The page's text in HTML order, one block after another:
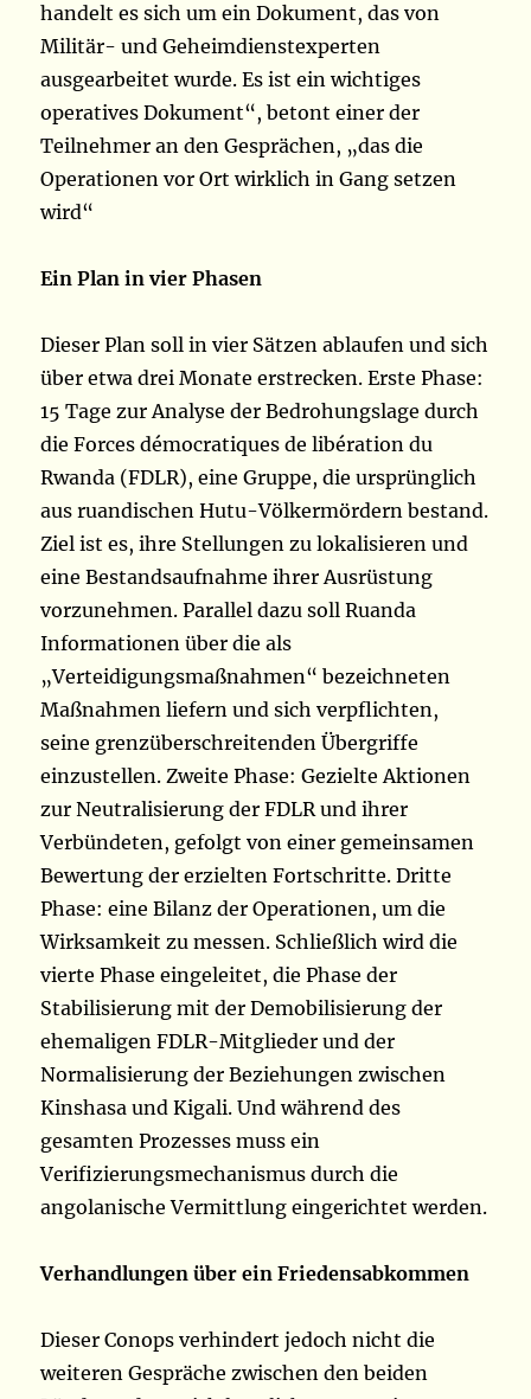
handelt es sich um ein Dokument, das von
Militär- und Geheimdienstexperten
ausgearbeitet wurde. Es ist ein wichtiges
operatives Dokument“, betont einer der
Teilnehmer an den Gesprächen, „das die
Operationen vor Ort wirklich in Gang setzen
wird“
Ein Plan in vier Phasen
Dieser Plan soll in vier Sätzen ablaufen und sich
über etwa drei Monate erstrecken. Erste Phase:
15 Tage zur Analyse der Bedrohungslage durch
die Forces démocratiques de libération du
Rwanda (FDLR), eine Gruppe, die ursprünglich
aus ruandischen Hutu-Völkermördern bestand.
Ziel ist es, ihre Stellungen zu lokalisieren und
eine Bestandsaufnahme ihrer Ausrüstung
vorzunehmen. Parallel dazu soll Ruanda
Informationen über die als
„Verteidigungsmaßnahmen“ bezeichneten
Maßnahmen liefern und sich verpflichten,
seine grenzüberschreitenden Übergriffe
einzustellen. Zweite Phase: Gezielte Aktionen
zur Neutralisierung der FDLR und ihrer
Verbündeten, gefolgt von einer gemeinsamen
Bewertung der erzielten Fortschritte. Dritte
Phase: eine Bilanz der Operationen, um die
Wirksamkeit zu messen. Schließlich wird die
vierte Phase eingeleitet, die Phase der
Stabilisierung mit der Demobilisierung der
ehemaligen FDLR-Mitglieder und der
Normalisierung der Beziehungen zwischen
Kinshasa und Kigali. Und während des
gesamten Prozesses muss ein
Verifizierungsmechanismus durch die
angolanische Vermittlung eingerichtet werden.
Verhandlungen über ein Friedensabkommen
Dieser Conops verhindert jedoch nicht die
weiteren Gespräche zwischen den beiden